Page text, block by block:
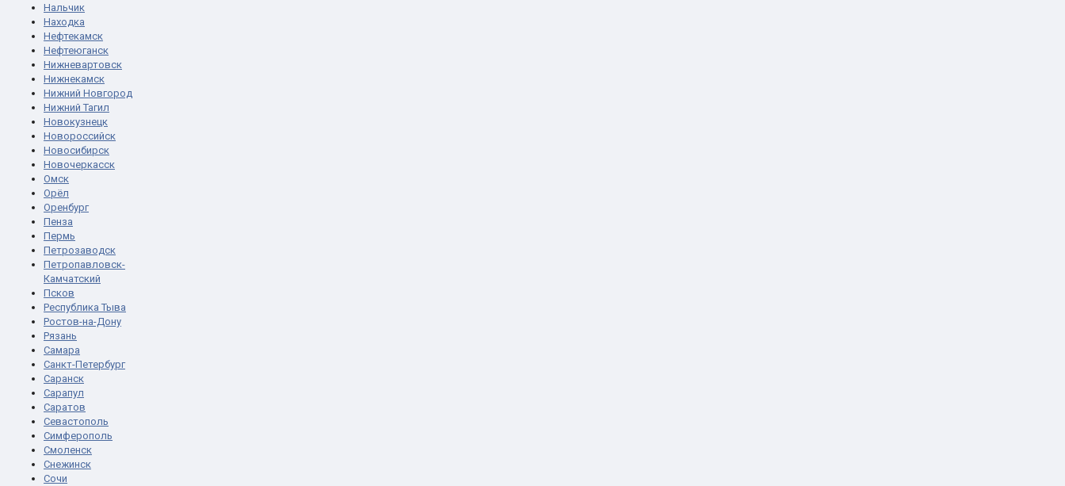
Нальчик
Находка
Нефтекамск
Нефтеюганск
Нижневартовск
Нижнекамск
Нижний Новгород
Нижний Тагил
Новокузнецк
Новороссийск
Новосибирск
Новочеркасск
Омск
Орёл
Оренбург
Пенза
Пермь
Петрозаводск
Петропавловск-
Камчатский
Псков
Республика Тыва
Ростов-на-Дону
Рязань
Самара
Санкт-Петербург
Саранск
Сарапул
Саратов
Севастополь
Симферополь
Смоленск
Снежинск
Сочи